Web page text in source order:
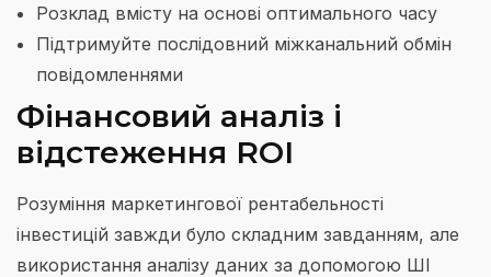
Розклад вмісту на основі оптимального часу
Підтримуйте послідовний міжканальний обмін
повідомленнями
Фінансовий аналіз і
відстеження ROI
Розуміння маркетингової рентабельності
інвестицій завжди було складним завданням, але
використання аналізу даних за допомогою ШІ